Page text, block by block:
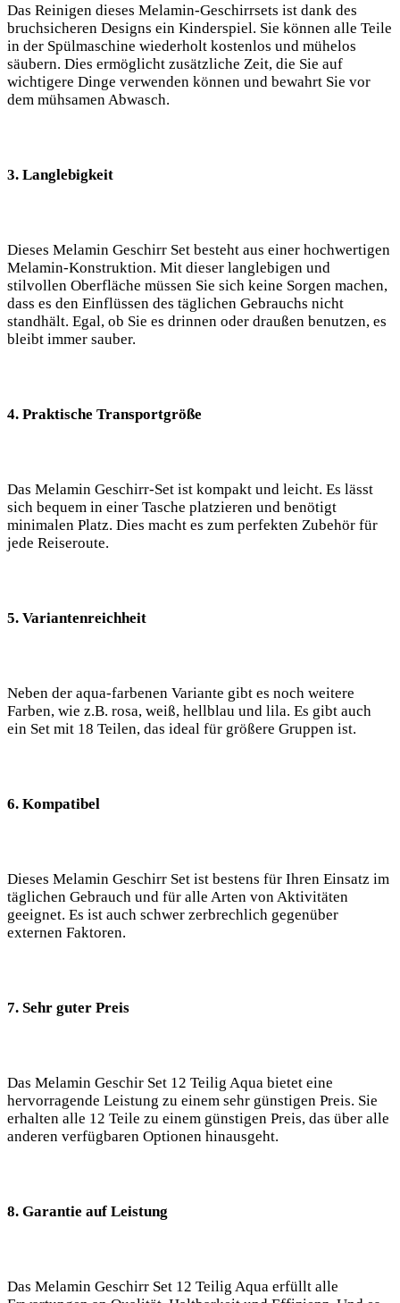
Das Reinigen dieses Melamin-Geschirrsets ist dank ​des
bruchsicheren Designs ein Kinderspiel. Sie können alle Teile
in der ⁣Spülmaschine wiederholt kostenlos‌ und ‌mühelos ​
säubern. Dies⁢ ermöglicht zusätzliche Zeit, die Sie auf
wichtigere Dinge verwenden können und bewahrt Sie vor
dem ‍mühsamen Abwasch.
3. ‌Langlebigkeit
Dieses Melamin Geschirr Set besteht aus einer ‍hochwertigen
Melamin-Konstruktion. Mit dieser langlebigen und
stilvollen Oberfläche müssen Sie sich keine ‌Sorgen machen,⁣
dass es den Einflüssen des‌ täglichen Gebrauchs nicht
standhält. ‌Egal, ⁤ob Sie es drinnen oder draußen benutzen, es
bleibt immer sauber.
4. Praktische Transportgröße
Das Melamin Geschirr-Set ist kompakt ⁢und leicht. Es lässt
sich bequem in einer Tasche platzieren und ​benötigt
minimalen Platz. Dies macht ‌es zum perfekten Zubehör für
jede Reiseroute.
5. Variantenreichheit
Neben der aqua-farbenen Variante gibt es noch weitere
Farben, wie ⁣z.B. ‍rosa,⁢ weiß, hellblau und lila. Es ‌gibt auch⁤
ein Set mit 18 Teilen, das ideal⁢ für größere Gruppen ist.
6. Kompatibel
Dieses Melamin Geschirr ⁣Set ist⁤ bestens ‌für⁤ Ihren Einsatz im
täglichen Gebrauch und für alle Arten‍ von Aktivitäten
geeignet.⁣ Es ist auch schwer zerbrechlich gegenüber
externen Faktoren.
7. Sehr guter Preis
Das Melamin ‍Geschir Set​ 12 Teilig Aqua bietet eine
hervorragende Leistung zu ⁢einem sehr ‌günstigen Preis. ⁢Sie
erhalten‍ alle ⁢12 Teile zu einem ⁢günstigen Preis, das über alle⁣
anderen⁤ verfügbaren Optionen hinausgeht.
8. Garantie auf Leistung
Das‌ Melamin ‍Geschirr Set 12 Teilig Aqua erfüllt alle​